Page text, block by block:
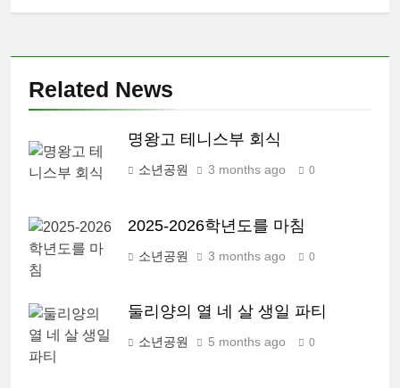
Related News
명왕고 테니스부 회식
소년공원 3 months ago 0
2025-2026학년도를 마침
소년공원 3 months ago 0
둘리양의 열 네 살 생일 파티
소년공원 5 months ago 0